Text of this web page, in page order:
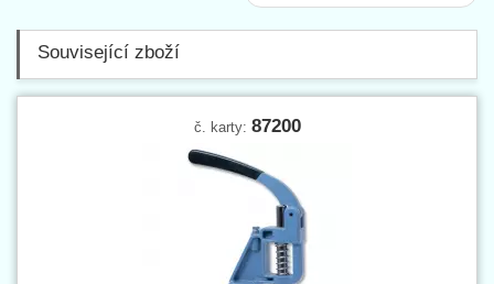
Související zboží
č. karty: 87200